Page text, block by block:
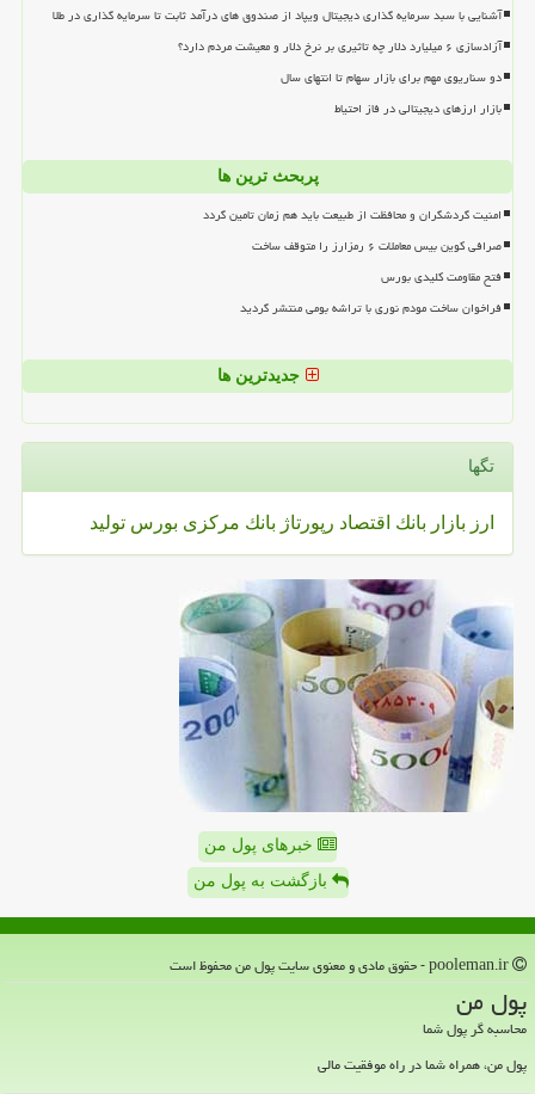
آشنایی با سبد سرمایه گذاری دیجیتال ویپاد از صندوق های درآمد ثابت تا سرمایه گذاری در طلا
آزادسازی ۶ میلیارد دلار چه تاثیری بر نرخ دلار و معیشت مردم دارد؟
دو سناریوی مهم برای بازار سهام تا انتهای سال
بازار ارزهای دیجیتالی در فاز احتیاط
پربحث ترین ها
امنیت گردشگران و محافظت از طبیعت باید هم زمان تامین گردد
صرافی کوین بیس معاملات ۶ رمزارز را متوقف ساخت
فتح مقاومت کلیدی بورس
فراخوان ساخت مودم نوری با تراشه بومی منتشر گردید
جدیدترین ها
تگها
ارز بازار بانك اقتصاد رپورتاژ بانك مركزی بورس تولید
خبرهای پول من
بازگشت به پول من
پول من
محاسبه گر پول شما
پول من، همراه شما در راه موفقیت مالی